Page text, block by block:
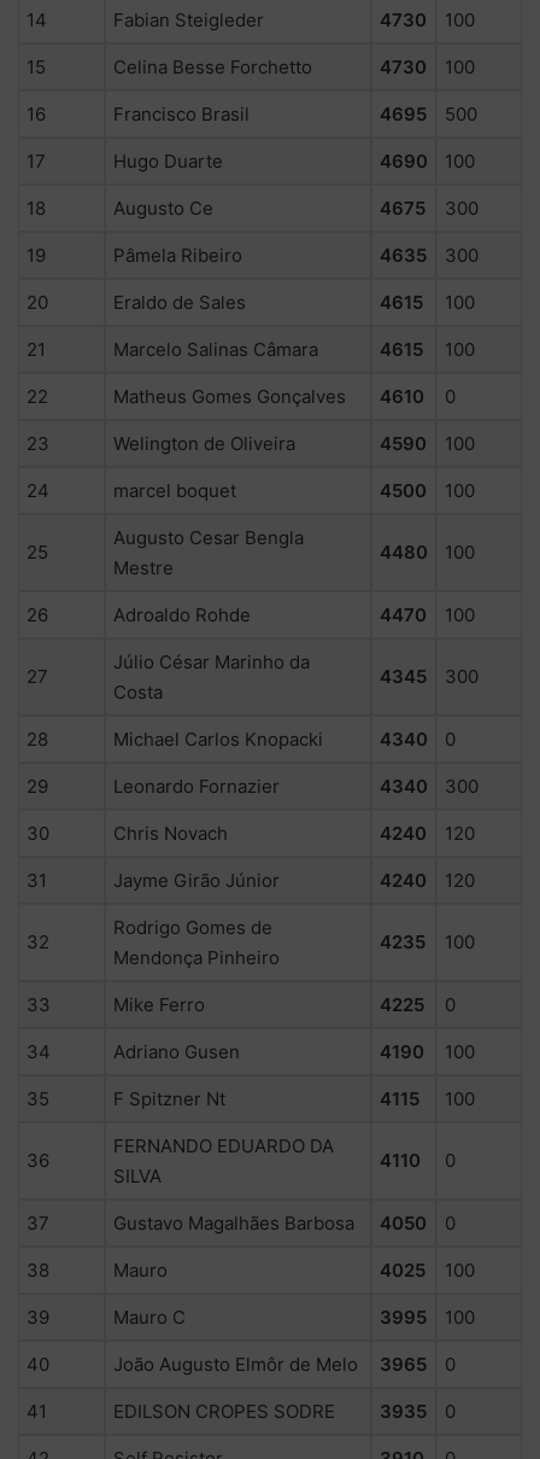
14 Fabian Steigleder 4730 100
15 Celina Besse Forchetto 4730 100
16 Francisco Brasil 4695 500
17 Hugo Duarte 4690 100
18 Augusto Ce 4675 300
19 Pâmela Ribeiro 4635 300
20 Eraldo de Sales 4615 100
21 Marcelo Salinas Câmara 4615 100
22 Matheus Gomes Gonçalves 4610 0
23 Welington de Oliveira 4590 100
24 marcel boquet 4500 100
25
Augusto Cesar Bengla
Mestre
4480 100
26 Adroaldo Rohde 4470 100
27
Júlio César Marinho da
Costa
4345 300
28 Michael Carlos Knopacki 4340 0
29 Leonardo Fornazier 4340 300
30 Chris Novach 4240 120
31 Jayme Girão Júnior 4240 120
32
Rodrigo Gomes de
Mendonça Pinheiro
4235 100
33 Mike Ferro 4225 0
34 Adriano Gusen 4190 100
35 F Spitzner Nt 4115 100
36
FERNANDO EDUARDO DA
SILVA
4110 0
37 Gustavo Magalhães Barbosa 4050 0
38 Mauro 4025 100
39 Mauro C 3995 100
40 João Augusto Elmôr de Melo 3965 0
41 EDILSON CROPES SODRE 3935 0